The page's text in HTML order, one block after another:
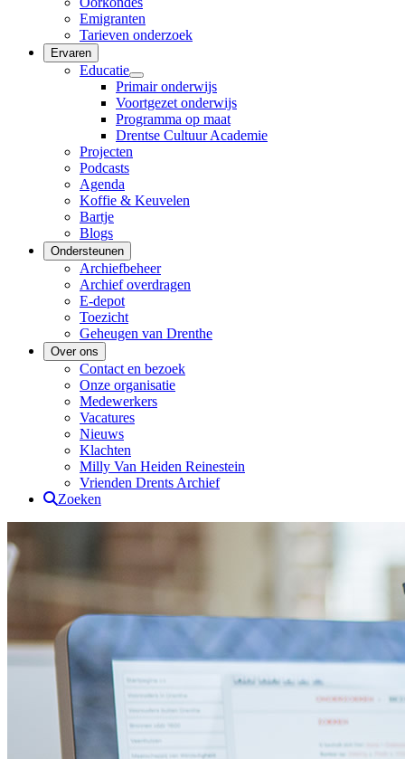
Emigranten
Tarieven onderzoek
Ervaren
Educatie
Primair onderwijs
Voortgezet onderwijs
Programma op maat
Drentse Cultuur Academie
Projecten
Podcasts
Agenda
Koffie & Keuvelen
Bartje
Blogs
Ondersteunen
Archiefbeheer
Archief overdragen
E-depot
Toezicht
Geheugen van Drenthe
Over ons
Contact en bezoek
Onze organisatie
Medewerkers
Vacatures
Nieuws
Klachten
Milly Van Heiden Reinestein
Vrienden Drents Archief
Zoeken
Drents Archief